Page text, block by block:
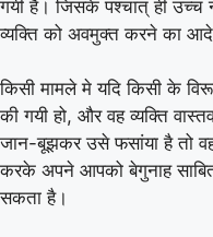
गयी है। जिसके पश्चात् ही उच्च
व्यक्ति को अवमुक्त करने का
किसी मामले मे यदि किसी के
की गयी हो, और वह व्यक्ति
जान-बूझकर उसे फसांया है तो वह
करके अपने आपको बेगुनाह
सकता है।